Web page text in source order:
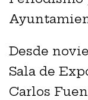
Desde
Sala de
Carlos